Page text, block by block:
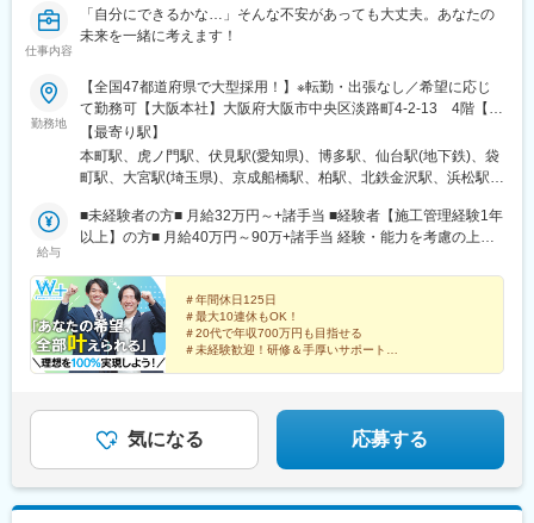
船橋駅、初富駅、中浦和駅、春日部駅、東武日光駅、今市駅、中
央前橋駅、西中島南方駅、大阪梅田駅(阪神線)、阿倍野駅(地下
スパーク駅、四ツ橋駅、公園東口駅、本町駅、山陽姫路駅、三宮
駅(神戸市営)、みなと元町駅、鳴尾・武庫川女子大前駅、中山観音
駅、宝塚南口駅、嵐電嵯峨駅、嵯峨嵐山駅、京都河原町駅、丸太
町駅(京都市営)、山科駅、宇治駅(京阪線)、四条駅(京都市営)、八
木西口駅、王寺駅、西田原本駅、上栄町駅、膳所駅、石山駅、大
橋駅、大曽根駅、大須観音駅、浅間町駅、伊勢市駅、中之郷駅、
あすなろう四日市駅、桑名駅、志摩横山駅、三島広小路駅、新浜
記念館駅、西鉄福岡駅、香椎駅、西鉄千早駅、二日市駅、呉服町
駅(福岡県)、高見橋駅、鹿児島駅前駅、中洲通駅、熊本駅前駅、人
吉温泉駅、市立体育館前駅、日田市役所前駅、五島町駅、ハウス
テンボス駅、京橋駅(東京都)、御徒町駅、泉岳寺駅、東新宿駅、築
地市場駅、東池袋駅、京成関屋駅、岩本町駅、田原町駅(東京都)、
横浜駅、馬車道駅、湘南江の島駅、石川町駅、中強羅駅、リゾー
トゲートウェイ・ステーション駅、東海神駅、三俣駅、大阪駅、
大阪阿部野橋駅、蒲生四丁目駅、なんば駅(南海線)、桃谷駅、新今
宮駅前駅、森ノ宮駅、長堀橋駅、西元町駅、神戸三宮駅(阪神)、龍
谷大前深草駅、三条駅(京都府)、四宮駅、五条駅(京都市営)、畝傍
駅、新王寺駅、錦駅、唐橋前駅、近江神宮前駅、近鉄名古屋駅、
仕事内容
「自分にできるかな…」そんな不安があっても大丈夫。あなたの
未来を一緒に考えます！
勤務地
【全国47都道府県で大型採用！】※転勤・出張なし／希望に応じ
て勤務可【大阪本社】大阪府大阪市中央区淡路町4-2-13 4階【支
社】・東京：東京都千代田区霞が関1-4-2 3階・名古屋：愛知県
名古屋市中区錦1-17-26 2階・福岡：福岡県福岡市博多区博多駅
前1-15-20 7階・仙台：宮城県仙台市青葉区本町1-3-9 5階・広
県仙台市青葉区本町1-3-9 5階・大宮：埼玉県さいたま市大宮区
桜木町1-9-18・船橋 ：千葉県船橋市湊町2-12-24 6階 ・柏：千葉
松： 静岡県浜松市中区砂山町355-4 4階・京都：京都市下京区室
町通綾小路上鶏鉾町480 6階・神戸：兵庫県神戸市中央区海岸通
3-1-1 7階・広島：広島県広島市中区大手町2丁目8-5 4階・高
松：香川県高松市寿町2-2-10 4階・北九州： 福岡県北九州市小
倉北区米町1-1-1 6階・沖縄：沖縄県那覇市久米2-3-15 5階
【最寄り駅】
本町駅、虎ノ門駅、伏見駅(愛知県)、博多駅、仙台駅(地下鉄)、袋
町駅、大宮駅(埼玉県)、京成船橋駅、柏駅、北鉄金沢駅、浜松駅、
倉駅(福岡県)、旭橋駅、肥後橋駅、霞ケ関駅(東京都)、国際センタ
ー駅、祇園駅(福岡県)、中電前駅、大神宮下駅、新浜松駅、烏丸
内幸町駅、丸の内駅(愛知県)、櫛田神社前駅、第一通り駅、大宮駅
(京都府)
給与
■未経験者の方■ 月給32万円～+諸手当 ■経験者【施工管理経験1年
以上】の方■ 月給40万円～90万+諸手当 経験・能力を考慮の上、
上、決定いたします。 ※時間外手当は100％別途支給します。 ※未
経験の方でも前職での経験・給与等を考慮の上、決定いたしま
す。 ※首都圏(東京・神奈川・千葉・埼玉)以外は月給31万円～とな
ります。 ★前職から年収120万円以上UPも実現可能！ ★大多数の
社員が入社後1年で昇給を実現しています！ ≪年収例≫ 370万円
680万円／38歳・経験5年 入社5年目 1000万円／53歳・経験35
年 入社4年目
＃年間休日125日
＃最大10連休もOK！
＃20代で年収700万円も目指せる
＃未経験歓迎！研修＆手厚いサポート
働きやすさも、収入も、将来の安心も。
あなたの「こうなりたい」を全力で応援します♪
気になる 応募する